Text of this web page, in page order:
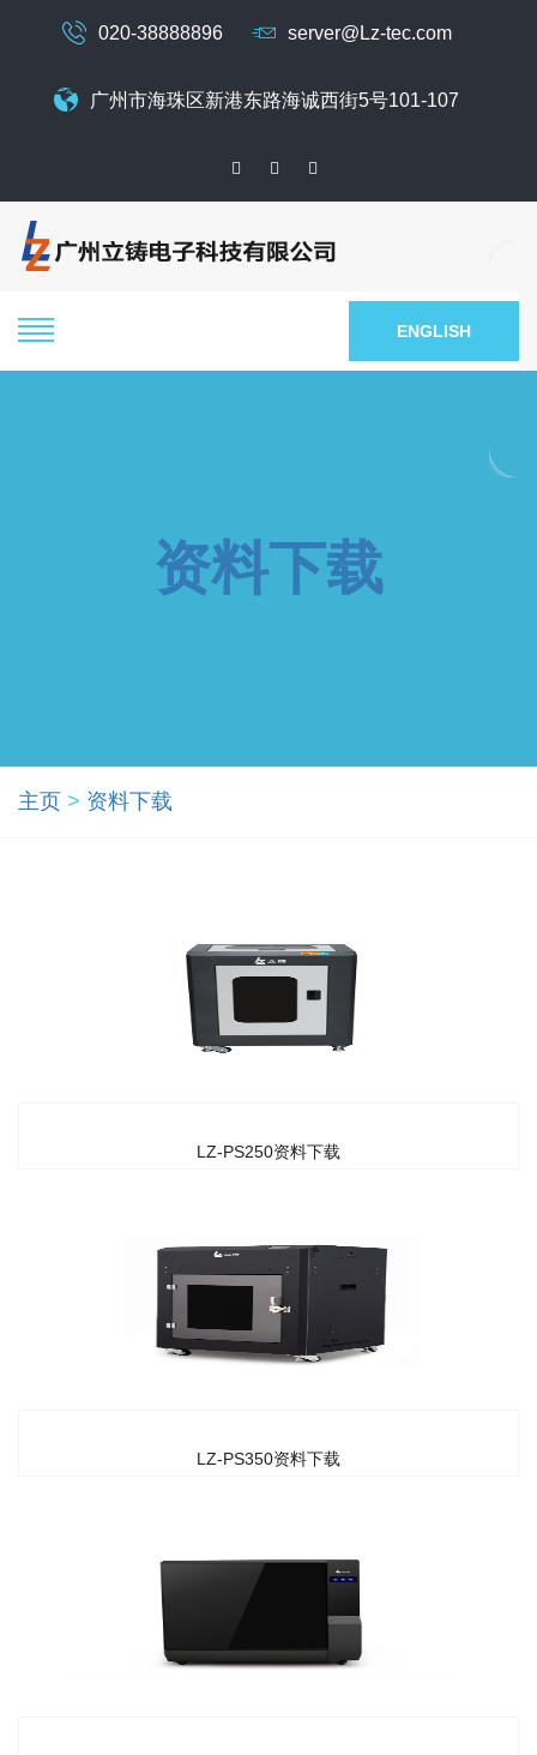
020-38888896 server@Lz-tec.com
广州市海珠区新港东路海诚西街5号101-107
ENGLISH
资料下载
主页 > 资料下载
LZ-PS250资料下载
LZ-PS350资料下载